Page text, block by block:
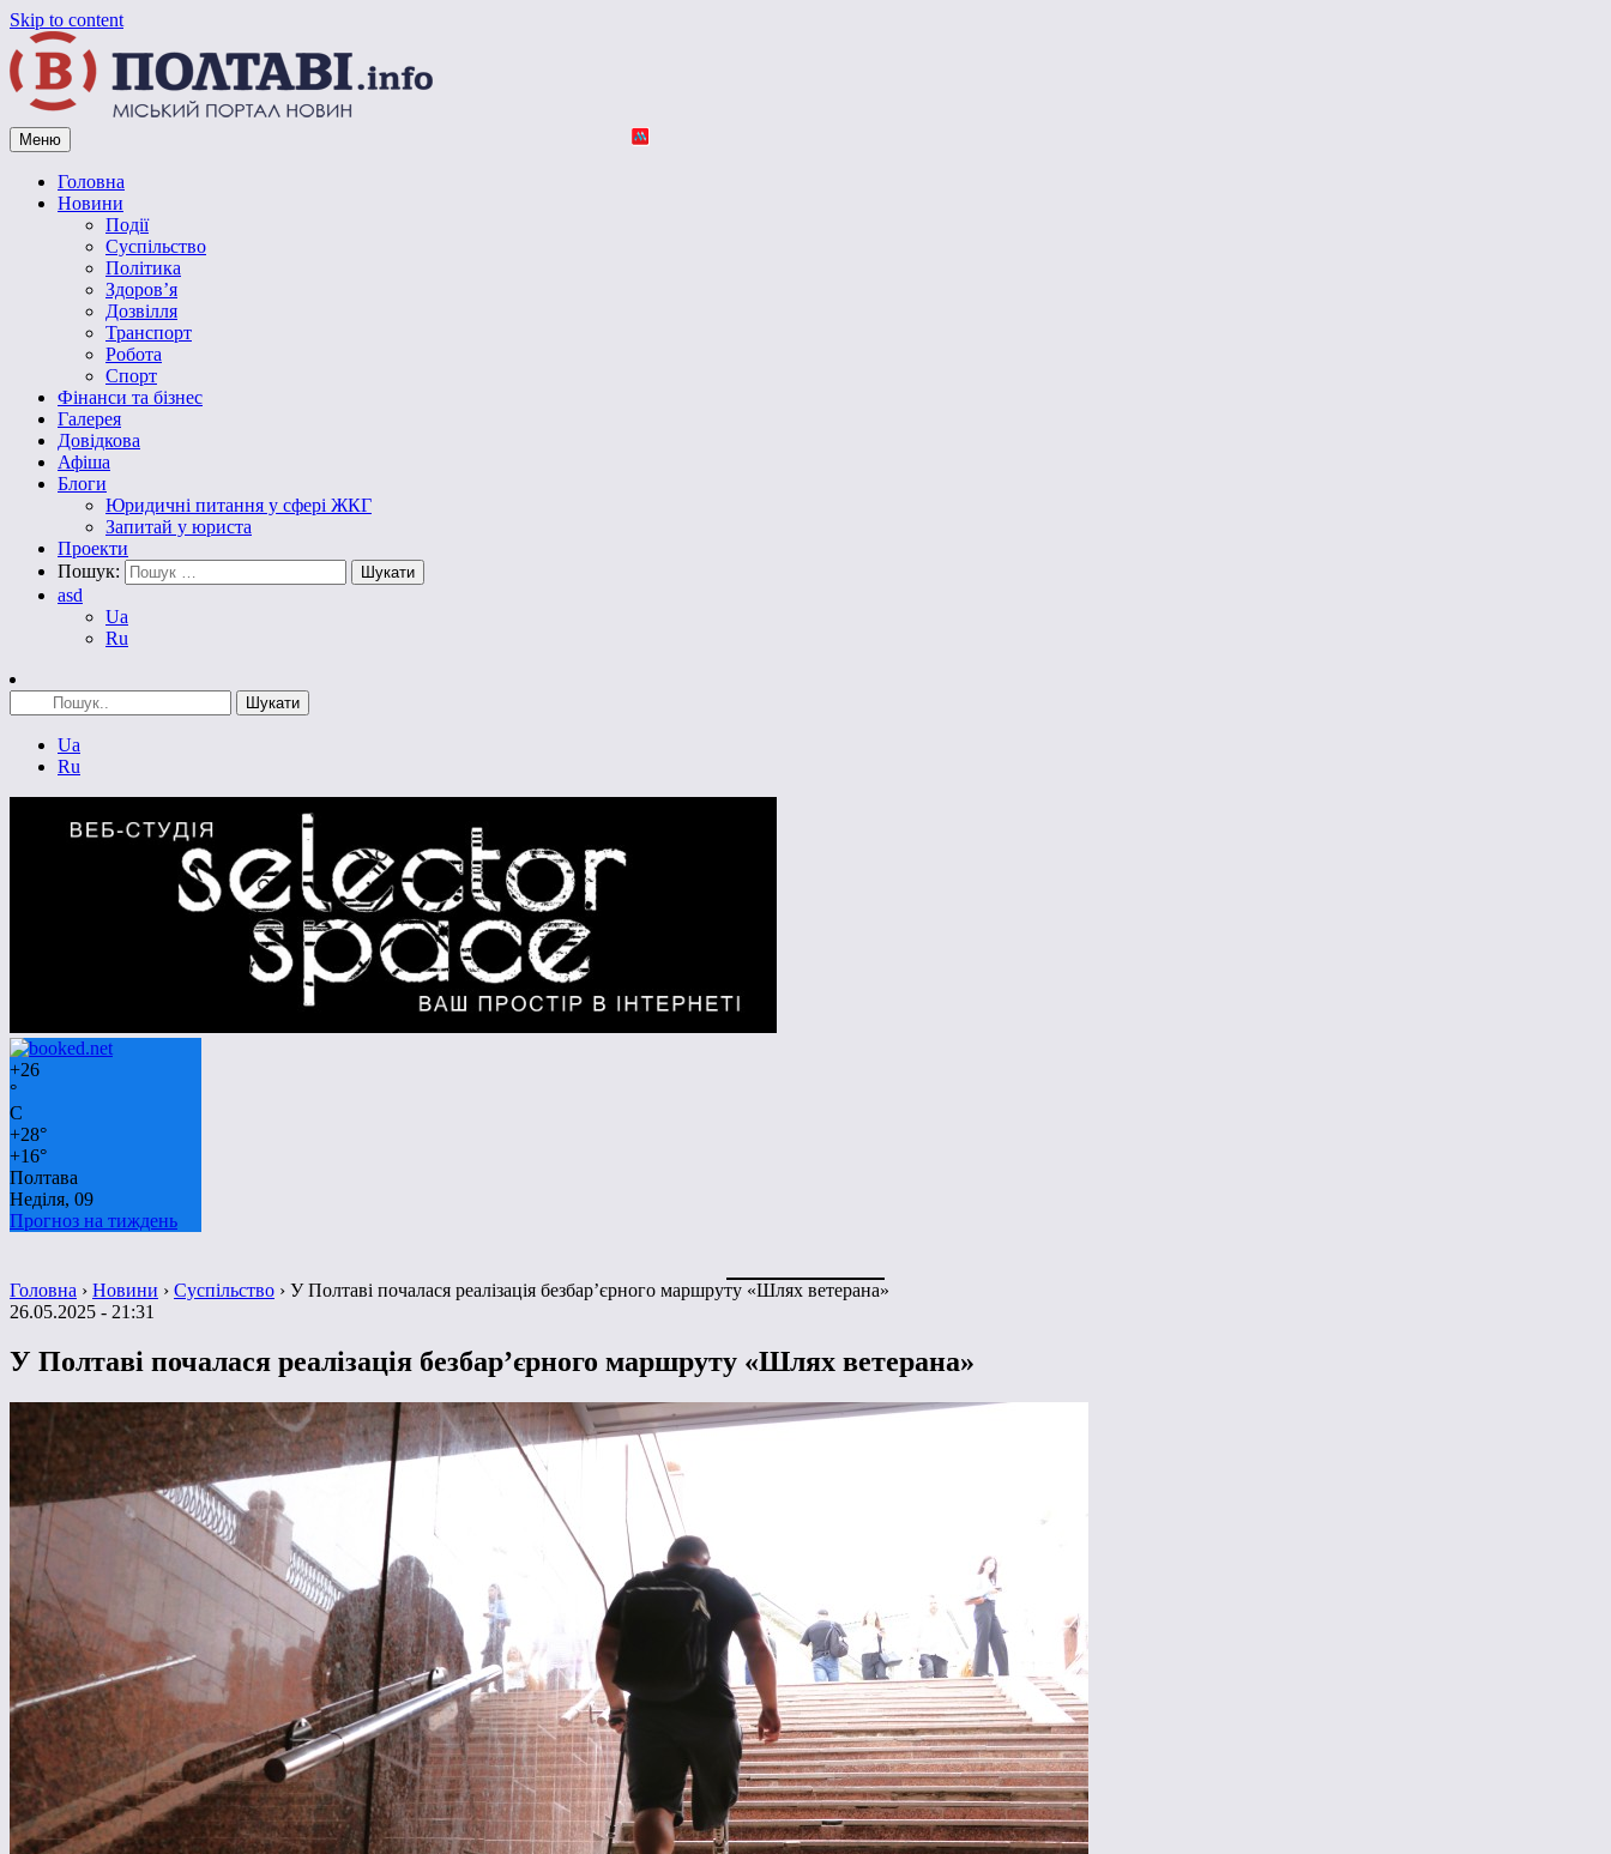
Skip to content
Vpoltave.info
Полтавський портал новин
Меню
Головна
Новини
Події
Суспільство
Політика
Здоров’я
Дозвілля
Транспорт
Робота
Спорт
Фінанси та бізнес
Галерея
Довідкова
Афіша
Блоги
Юридичні питання у сфері ЖКГ
Запитай у юриста
Проекти
Пошук:
asd
Ua
Ru
Ua
Ru
+26
°
C
+28°
+16°
Полтава
Неділя, 09
Прогноз на тиждень
Головна › Новини › Суспільство › У Полтаві почалася реалізація безбар’єрного маршруту «Шлях ветерана»
26.05.2025 - 21:31
У Полтаві почалася реалізація безбар’єрного маршруту «Шлях ветерана»